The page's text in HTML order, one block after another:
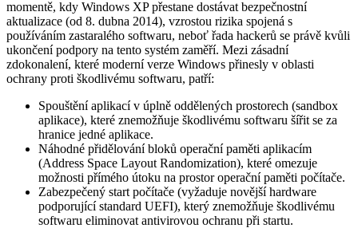
momentě, kdy Windows XP přestane dostávat bezpečnostní
aktualizace (od 8. dubna 2014), vzrostou rizika spojená s
používáním zastaralého softwaru, neboť řada hackerů se právě kvůli
ukončení podpory na tento systém zaměří. Mezi zásadní
zdokonalení, které moderní verze Windows přinesly v oblasti
ochrany proti škodlivému softwaru, patří:
Spouštění aplikací v úplně oddělených prostorech (sandbox
aplikace), které znemožňuje škodlivému softwaru šířit se za
hranice jedné aplikace.
Náhodné přidělování bloků operační paměti aplikacím
(Address Space Layout Randomization), které omezuje
možnosti přímého útoku na prostor operační paměti počítače.
Zabezpečený start počítače (vyžaduje novější hardware
podporující standard UEFI), který znemožňuje škodlivému
softwaru eliminovat antivirovou ochranu při startu.